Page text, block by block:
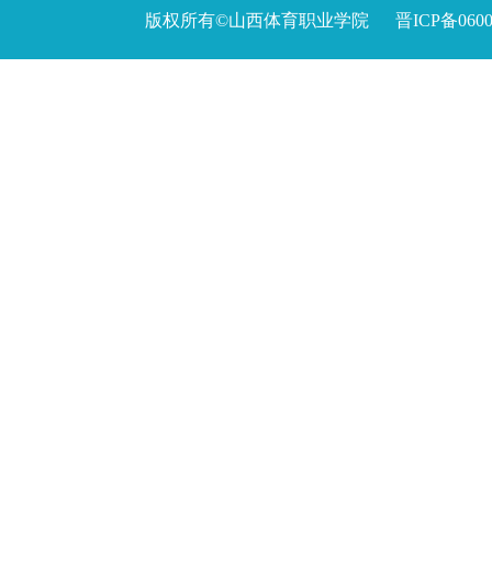
版权所有©山西体育职业学院 晋ICP备